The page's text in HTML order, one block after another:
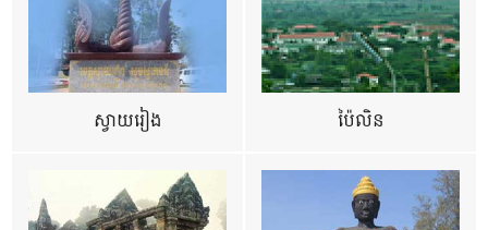
ស្វាយរៀង ប៉ៃលិន